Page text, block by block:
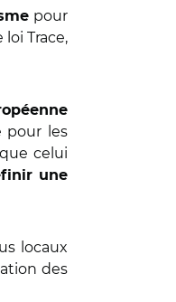
pour
Trace,
pour les
celui
une
locaux
des